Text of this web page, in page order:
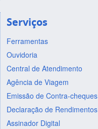
Serviços
Ferramentas
Ouvidoria
Central de Atendimento
Agência de Viagem
Emissão de Contra-cheques
Declaração de Rendimentos
Assinador Digital